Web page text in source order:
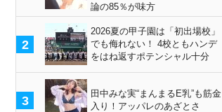
論の85％が味方
2
2026夏の甲子園は「初出場校」
でも侮れない！ 4校ともハンデ
をはね返すポテンシャル十分
3
田中みな実“まんまるE乳”も筋金
入り！アッパレのあざとさ